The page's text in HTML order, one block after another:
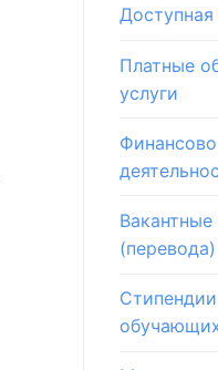
Доступная
Платные
услуги